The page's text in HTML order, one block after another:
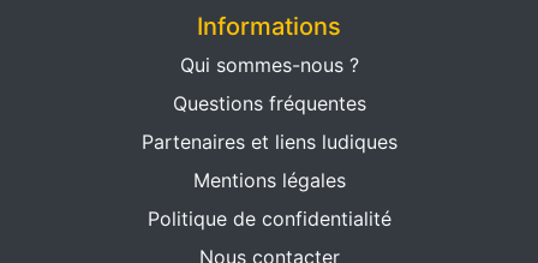
Informations
Qui sommes-nous ?
Questions fréquentes
Partenaires et liens ludiques
Mentions légales
Politique de confidentialité
Nous contacter